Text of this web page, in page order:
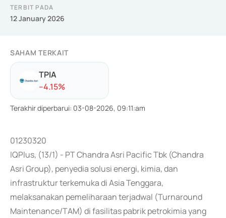
TERBIT PADA
12 January 2026
SAHAM TERKAIT
TPIA
--4.15%
Terakhir diperbarui: 03-08-2026, 09:11:am
01230320
IQPlus, (13/1) - PT Chandra Asri Pacific Tbk (Chandra
Asri Group), penyedia solusi energi, kimia, dan
infrastruktur terkemuka di Asia Tenggara,
melaksanakan pemeliharaan terjadwal (Turnaround
Maintenance/TAM) di fasilitas pabrik petrokimia yang